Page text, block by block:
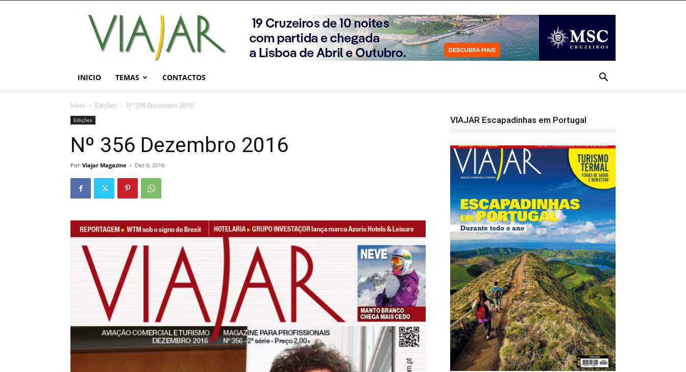
Viajar
Magazine
Online
INICIO TEMAS CONTACTOS
Início Edições Nº 356 Dezembro 2016
Edições
Nº 356 Dezembro 2016
Por Viajar Magazine - Dez 9, 2016
VIAJAR Escapadinhas em Portugal